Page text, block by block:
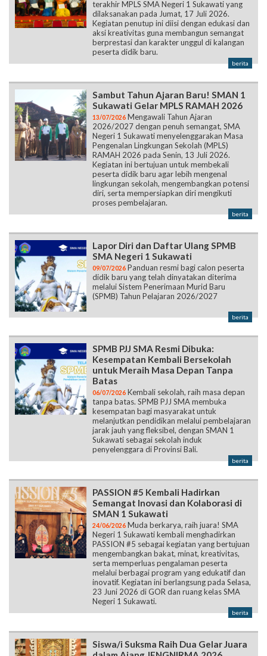
terakhir MPLS SMA Negeri 1 Sukawati yang
dilaksanakan pada Jumat, 17 Juli 2026.
Kegiatan penutup ini diisi dengan edukasi dan
aksi kreativitas guna membangun semangat
berprestasi dan karakter unggul di kalangan
peserta didik baru.
berita
Sambut Tahun Ajaran Baru! SMAN 1
Sukawati Gelar MPLS RAMAH 2026
13/07/2026 Mengawali Tahun Ajaran
2026/2027 dengan penuh semangat, SMA
Negeri 1 Sukawati menyelenggarakan Masa
Pengenalan Lingkungan Sekolah (MPLS)
RAMAH 2026 pada Senin, 13 Juli 2026.
Kegiatan ini bertujuan untuk membekali
peserta didik baru agar lebih mengenal
lingkungan sekolah, mengembangkan potensi
diri, serta mempersiapkan diri mengikuti
proses pembelajaran.
berita
Lapor Diri dan Daftar Ulang SPMB
SMA Negeri 1 Sukawati
09/07/2026 Panduan resmi bagi calon peserta
didik baru yang telah dinyatakan diterima
melalui Sistem Penerimaan Murid Baru
(SPMB) Tahun Pelajaran 2026/2027
berita
SPMB PJJ SMA Resmi Dibuka:
Kesempatan Kembali Bersekolah
untuk Meraih Masa Depan Tanpa
Batas
06/07/2026 Kembali sekolah, raih masa depan
tanpa batas. SPMB PJJ SMA membuka
kesempatan bagi masyarakat untuk
melanjutkan pendidikan melalui pembelajaran
jarak jauh yang fleksibel, dengan SMAN 1
Sukawati sebagai sekolah induk
penyelenggara di Provinsi Bali.
berita
PASSION #5 Kembali Hadirkan
Semangat Inovasi dan Kolaborasi di
SMAN 1 Sukawati
24/06/2026 Muda berkarya, raih juara! SMA
Negeri 1 Sukawati kembali menghadirkan
PASSION #5 sebagai kegiatan yang bertujuan
mengembangkan bakat, minat, kreativitas,
serta memperluas pengalaman peserta
melalui berbagai program yang edukatif dan
inovatif. Kegiatan ini berlangsung pada Selasa,
23 Juni 2026 di GOR dan ruang kelas SMA
Negeri 1 Sukawati.
berita
Siswa/i Suksma Raih Dua Gelar Juara